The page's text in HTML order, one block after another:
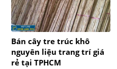
Bán cây tre trúc khô
nguyên liệu trang trí giá
rẻ tại TPHCM